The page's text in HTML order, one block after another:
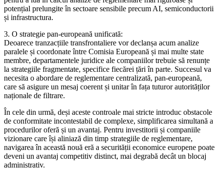
potențial prelungite în sectoare sensibile precum AI, semiconductorii
și infrastructura.
3. O strategie pan-europeană unificată:
Deoarece tranzacțiile transfrontaliere vor declanșa acum analize
paralele și coordonate între Comisia Europeană și mai multe state
membre, departamentele juridice ale companiilor trebuie să renunțe
la strategiile fragmentate, specifice fiecărei țări în parte. Succesul va
necesita o abordare de reglementare centralizată, pan-europeană,
care să asigure un mesaj coerent și unitar în fața tuturor autorităților
naționale de filtrare.
În cele din urmă, deși aceste controale mai stricte introduc obstacole
de conformitate incontestabil de complexe, simplificarea simultană a
procedurilor oferă și un avantaj. Pentru investitorii și companiile
vizionare care își aliniază din timp strategiile de reglementare,
navigarea în această nouă eră a securității economice europene poate
deveni un avantaj competitiv distinct, mai degrabă decât un blocaj
administrativ.